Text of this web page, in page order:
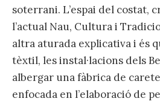
soterrani. L’espai del costat,
l’actual Nau, Cultura i
altra aturada explicativa i és
tèxtil, les instal·lacions dels
albergar una fàbrica de
enfocada en l’elaboració de